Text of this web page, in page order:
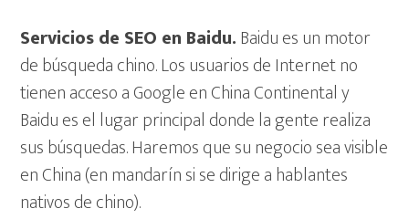
Servicios de SEO en Baidu.Baidu es un motor
de búsqueda chino. Los usuarios de Internet no
tienen acceso a Google en China Continental y
Baidu es el lugar principal donde la gente realiza
sus búsquedas. Haremos que su negocio sea visible
en China (en mandarín si se dirige a hablantes
nativos de chino).